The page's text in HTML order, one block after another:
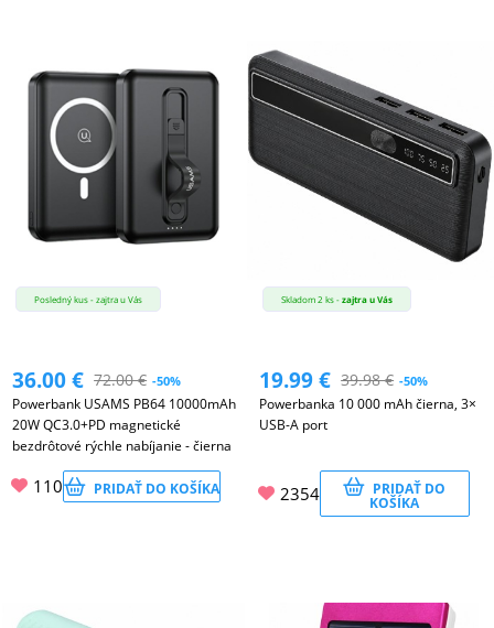
Posledný kus - zajtra u Vás
36.00€ 72.00€ -50%
Powerbank USAMS PB64 10000mAh
20W QC3.0+PD magnetické
bezdrôtové rýchle nabíjanie - čierna
110 PRIDAŤ DO KOŠÍKA
Skladom 2 ks -zajtra u Vás
19.99€ 39.98€ -50%
Powerbanka 10 000 mAh čierna, 3×
USB-A port
2354 PRIDAŤ DO
KOŠÍKA